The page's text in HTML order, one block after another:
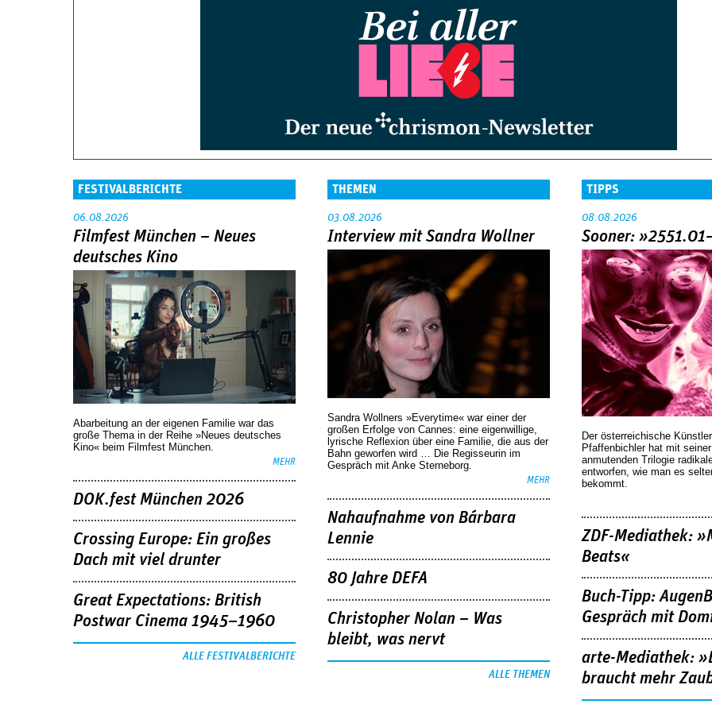
FESTIVALBERICHTE
06.08.2026
Filmfest München – Neues
deutsches Kino
Abarbeitung an der eigenen Familie war das
große Thema in der Reihe »Neues deutsches
Kino« beim Filmfest München.
MEHR
DOK.fest München 2026
Crossing Europe: Ein großes
Dach mit viel drunter
Great Expectations: British
Postwar Cinema 1945–1960
ALLE FESTIVALBERICHTE
THEMEN
03.08.2026
Interview mit Sandra Wollner
Sandra Wollners »Everytime« war einer der
großen Erfolge von Cannes: eine eigenwillige,
lyrische Reflexion über eine ­Familie, die aus der
Bahn geworfen wird … Die Regisseurin im
Gespräch mit Anke Sterneborg.
MEHR
Nahaufnahme von Bárbara
Lennie
80 Jahre DEFA
Christopher Nolan – Was
bleibt, was nervt
ALLE THEMEN
TIPPS
08.08.2026
Sooner:
Der österreichische
Pfaffenbichler hat mit
anmutenden Trilogie
entworfen, wie man es
bekommt.
ZDF-Mediathek:
Beats«
Buch-Tipp:
Gespräch mit
arte-Mediathek:
braucht mehr